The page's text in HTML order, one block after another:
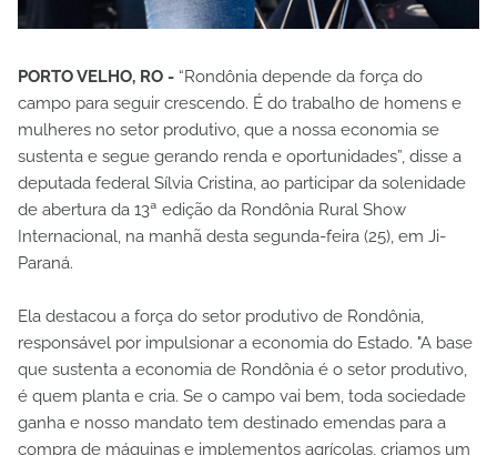
PORTO VELHO, RO - “Rondônia depende da força do
campo para seguir crescendo. É do trabalho de homens e
mulheres no setor produtivo, que a nossa economia se
sustenta e segue gerando renda e oportunidades”, disse a
deputada federal Sílvia Cristina, ao participar da solenidade
de abertura da 13ª edição da Rondônia Rural Show
Internacional, na manhã desta segunda-feira (25), em Ji-
Paraná.
Ela destacou a força do setor produtivo de Rondônia,
responsável por impulsionar a economia do Estado. "A base
que sustenta a economia de Rondônia é o setor produtivo,
é quem planta e cria. Se o campo vai bem, toda sociedade
ganha e nosso mandato tem destinado emendas para a
compra de máquinas e implementos agrícolas, criamos um